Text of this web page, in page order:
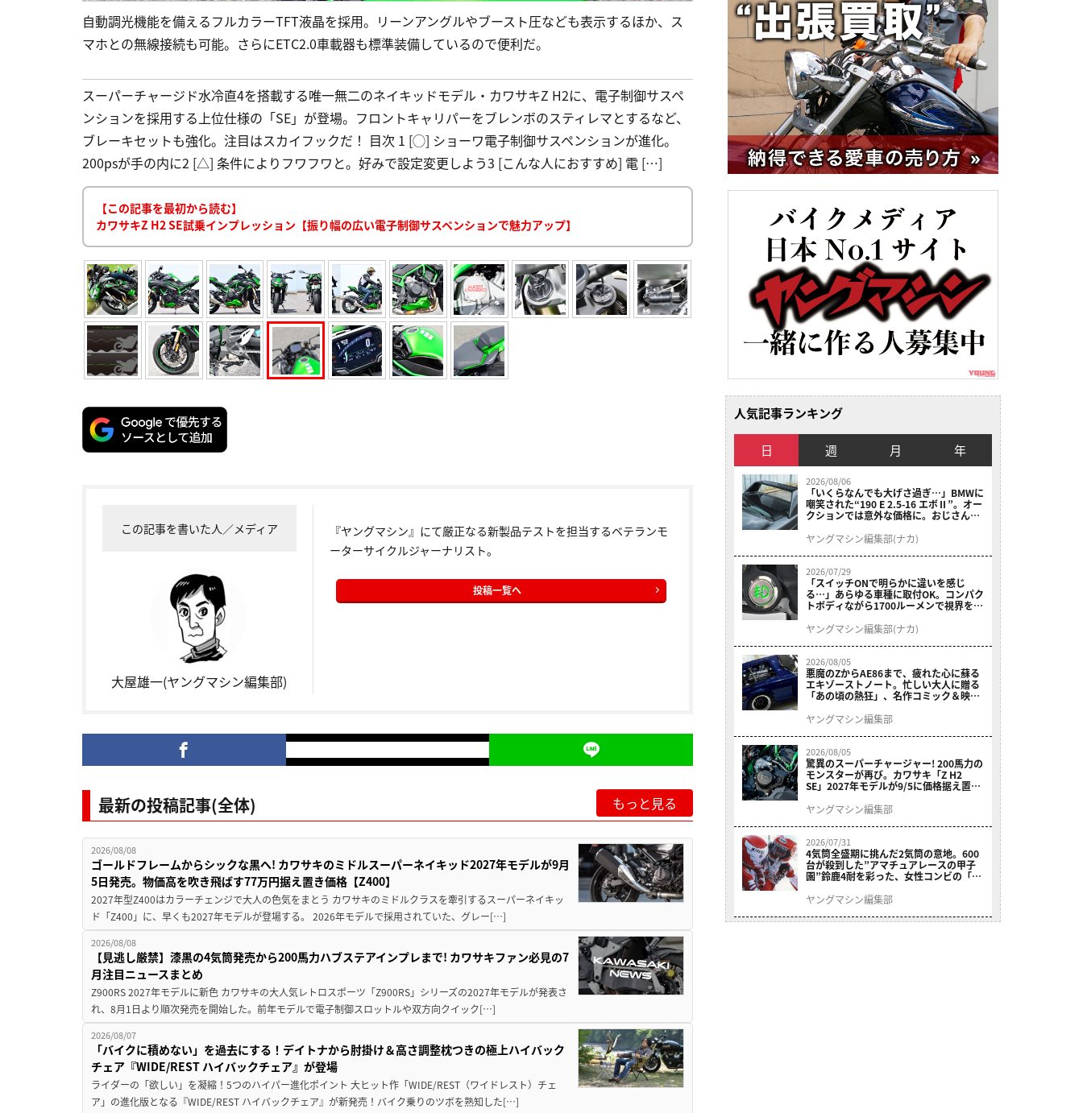
自動調光機能を備えるフルカラーTFT液晶を採用。リーンアングルやブースト圧なども表示するほか、ス
マホとの無線接続も可能。さらにETC2.0車載器も標準装備しているので便利だ。
スーパーチャージド水冷直4を搭載する唯一無二のネイキッドモデル・カワサキZ H2に、電子制御サスペ
ンションを採用する上位仕様の「SE」が登場。フロントキャリパーをブレンボのスティレマとするなど、
ブレーキセットも強化。注目はスカイフックだ！ 目次 1 [◯] ショーワ電子制御サスペンションが進化。
200psが手の内に2 [△] 条件によりフワフワと。好みで設定変更しよう3 [こんな人におすすめ] 電 […]
【この記事を最初から読む】
カワサキZ H2 SE試乗インプレッション【振り幅の広い電子制御サスペンションで魅力アップ】
この記事を書いた人／メディア
大屋雄一(ヤングマシン編集部)
『ヤングマシン』にて厳正なる新製品テストを担当するベテランモ
ーターサイクルジャーナリスト。
投稿一覧へ
最新の投稿記事(全体) もっと見る
2026/08/08
ゴールドフレームからシックな黒へ! カワサキのミドルスーパーネイキッド2027年モデルが9月
5日発売。物価高を吹き飛ばす77万円据え置き価格【Z400】
2027年型Z400はカラーチェンジで大人の色気をまとう カワサキのミドルクラスを牽引するスーパーネイキッ
ド「Z400」に、早くも2027年モデルが登場する。 2026年モデルで採用されていた、グレー[…]
2026/08/08
【見逃し厳禁】漆黒の4気筒発売から200馬力ハブステアインプレまで! カワサキファン必見の7
月注目ニュースまとめ
Z900RS 2027年モデルに新色 カワサキの大人気レトロスポーツ「Z900RS」シリーズの2027年モデルが発表さ
れ、8月1日より順次発売を開始した。前年モデルで電子制御スロットルや双方向クイック[…]
2026/08/07
「バイクに積めない」を過去にする！デイトナから肘掛け＆高さ調整枕つきの極上ハイバック
チェア『WIDE/REST ハイバックチェア』が登場
ライダーの「欲しい」を凝縮！5つのハイパー進化ポイント 大ヒット作「WIDE/REST（ワイドレスト）チェ
ア」の進化版となる『WIDE/REST ハイバックチェア』が新発売！バイク乗りのツボを熟知した[…]
人気記事ランキング
日 週 月 年
2026/08/06
「いくらなんでも大げさ過ぎ…」BMWに
嘲笑された“190 E 2.5-16 エボⅡ”。オー
クションでは意外な価格に。おじさん達
ヤングマシン編集部(ナカ)
2026/07/29
「スイッチONで明らかに違いを感じ
る…」あらゆる車種に取付OK。コンパク
トボディながら1700ルーメンで視界を確
ニット プレシャスレイ スモール］
ヤングマシン編集部(ナカ)
2026/08/05
悪魔のZからAE86まで、疲れた心に蘇る
エキゾーストノート。忙しい大人に贈る
「あの頃の熱狂」、名作コミック＆映画
結！
ヤングマシン編集部
2026/08/05
驚異のスーパーチャージャー! 200馬力の
モンスターが再び。カワサキ「Z H2
SE」2027年モデルが9/5に価格据え置き
ヤングマシン編集部
2026/07/31
4気筒全盛期に挑んだ2気筒の意地。600
台が殺到した”アマチュアレースの甲子
園”鈴鹿4耐を彩った、女性コンビの「ス
ヤングマシン編集部